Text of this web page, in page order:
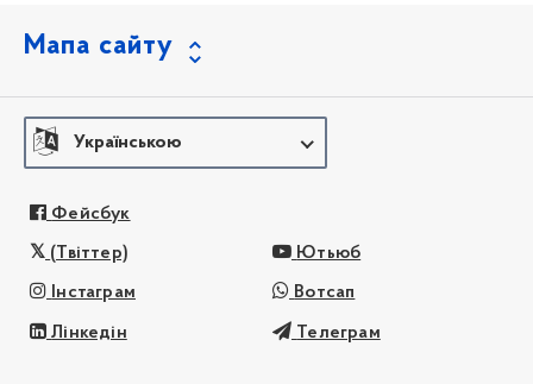
Мапа сайту
Українською
Фейсбук
(Твіттер) Ютьюб
Інстаграм Вотсап
Лінкедін Телеграм